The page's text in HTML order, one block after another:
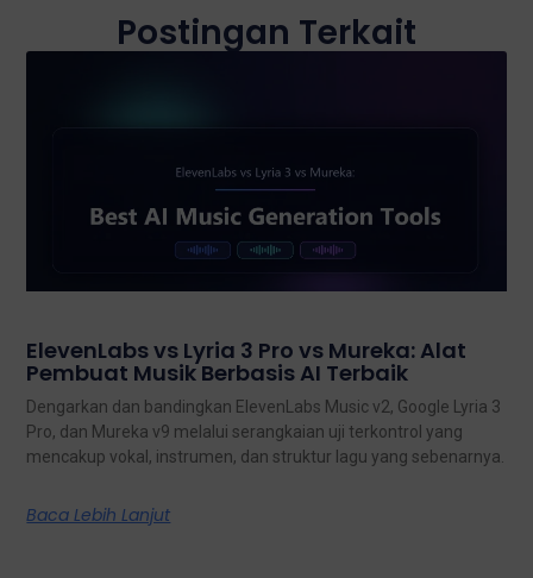
Postingan Terkait
ElevenLabs vs Lyria 3 Pro vs Mureka: Alat
Pembuat Musik Berbasis AI Terbaik
Dengarkan dan bandingkan ElevenLabs Music v2, Google Lyria 3
Pro, dan Mureka v9 melalui serangkaian uji terkontrol yang
mencakup vokal, instrumen, dan struktur lagu yang sebenarnya.
Baca Lebih Lanjut